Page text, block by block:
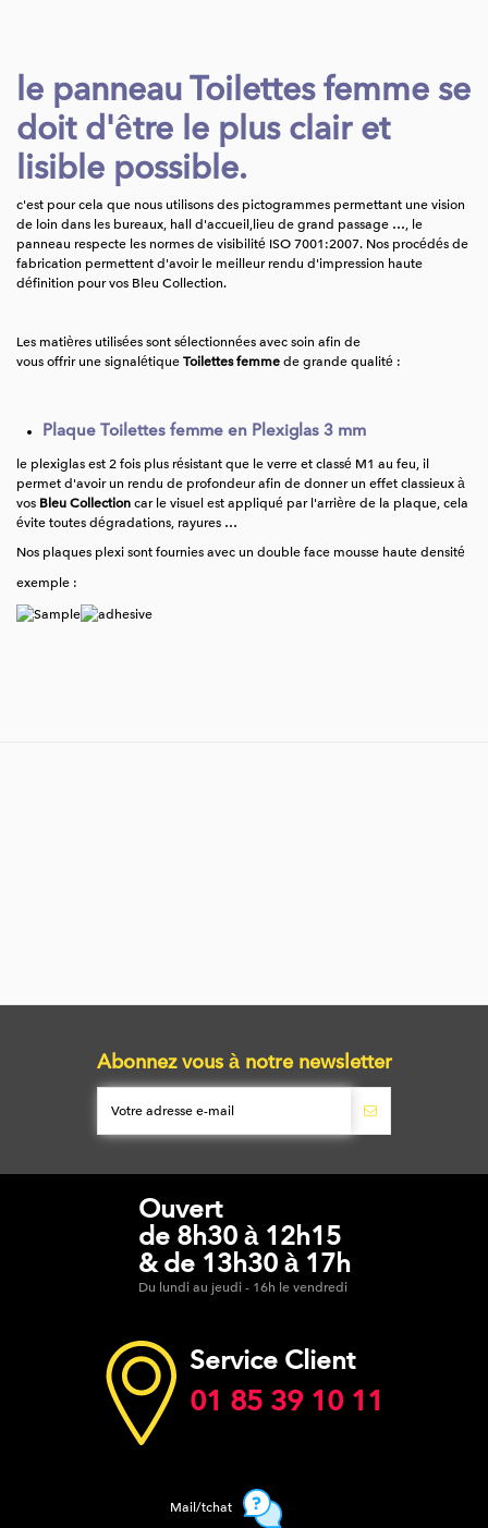
le panneau Toilettes femme se
doit d'être le plus clair et
lisible possible.
c'est pour cela que nous utilisons des pictogrammes permettant une vision
de loin dans les bureaux, hall d'accueil,lieu de grand passage …, le
panneau respecte les normes de visibilité ISO 7001:2007. Nos procédés de
fabrication permettent d'avoir le meilleur rendu d'impression haute
définition pour vos Bleu Collection.
Les matières utilisées sont sélectionnées avec soin afin de
vous offrir une signalétique Toilettes femme de grande qualité :
Plaque Toilettes femme en Plexiglas 3 mm
le plexiglas est 2 fois plus résistant que le verre et classé M1 au feu, il
permet d'avoir un rendu de profondeur afin de donner un effet classieux à
vos Bleu Collection car le visuel est appliqué par l'arrière de la plaque, cela
évite toutes dégradations, rayures …
Nos plaques plexi sont fournies avec un double face mousse haute densité
exemple :
Abonnez vous à notre newsletter
Ouvert
de 8h30 à 12h15
& de 13h30 à 17h
Du lundi au jeudi - 16h le vendredi
Service Client
01 85 39 10 11
Mail/tchat